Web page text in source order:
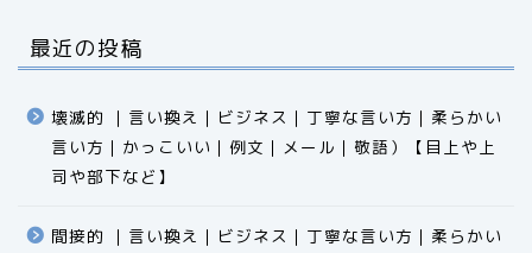
最近の投稿
壊滅的 ｜言い換え｜ビジネス｜丁寧な言い方｜柔らかい
言い方｜かっこいい｜例文｜メール｜敬語）【目上や上
司や部下など】​​​​​​​​​​​​​​​​
間接的 ｜言い換え｜ビジネス｜丁寧な言い方｜柔らかい